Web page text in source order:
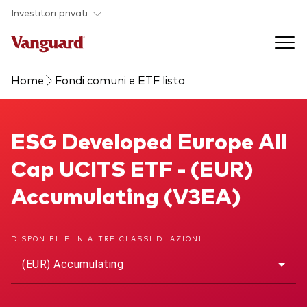
Skip to main content
Investitori privati
Prodotti di investimento
Prodotti
ETF
La società
Back to main menu
Come investire
Home Fondi comuni e ETF lista
ESG Developed Europe All Cap UCITS ETF
ESG Developed Europe All
Cap UCITS ETF - (EUR)
Accumulating (V3EA)
DISPONIBILE IN ALTRE CLASSI DI AZIONI
(EUR) Accumulating